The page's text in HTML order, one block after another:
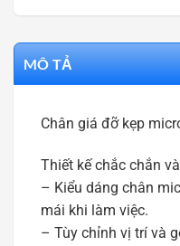
MÔ TẢ
Chân giá đỡ kẹp
Thiết kế chắc chắn
– Kiểu dáng chân
mái khi làm việc.
– Tùy chỉnh vị trí và